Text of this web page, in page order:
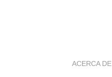
ACERCA DE